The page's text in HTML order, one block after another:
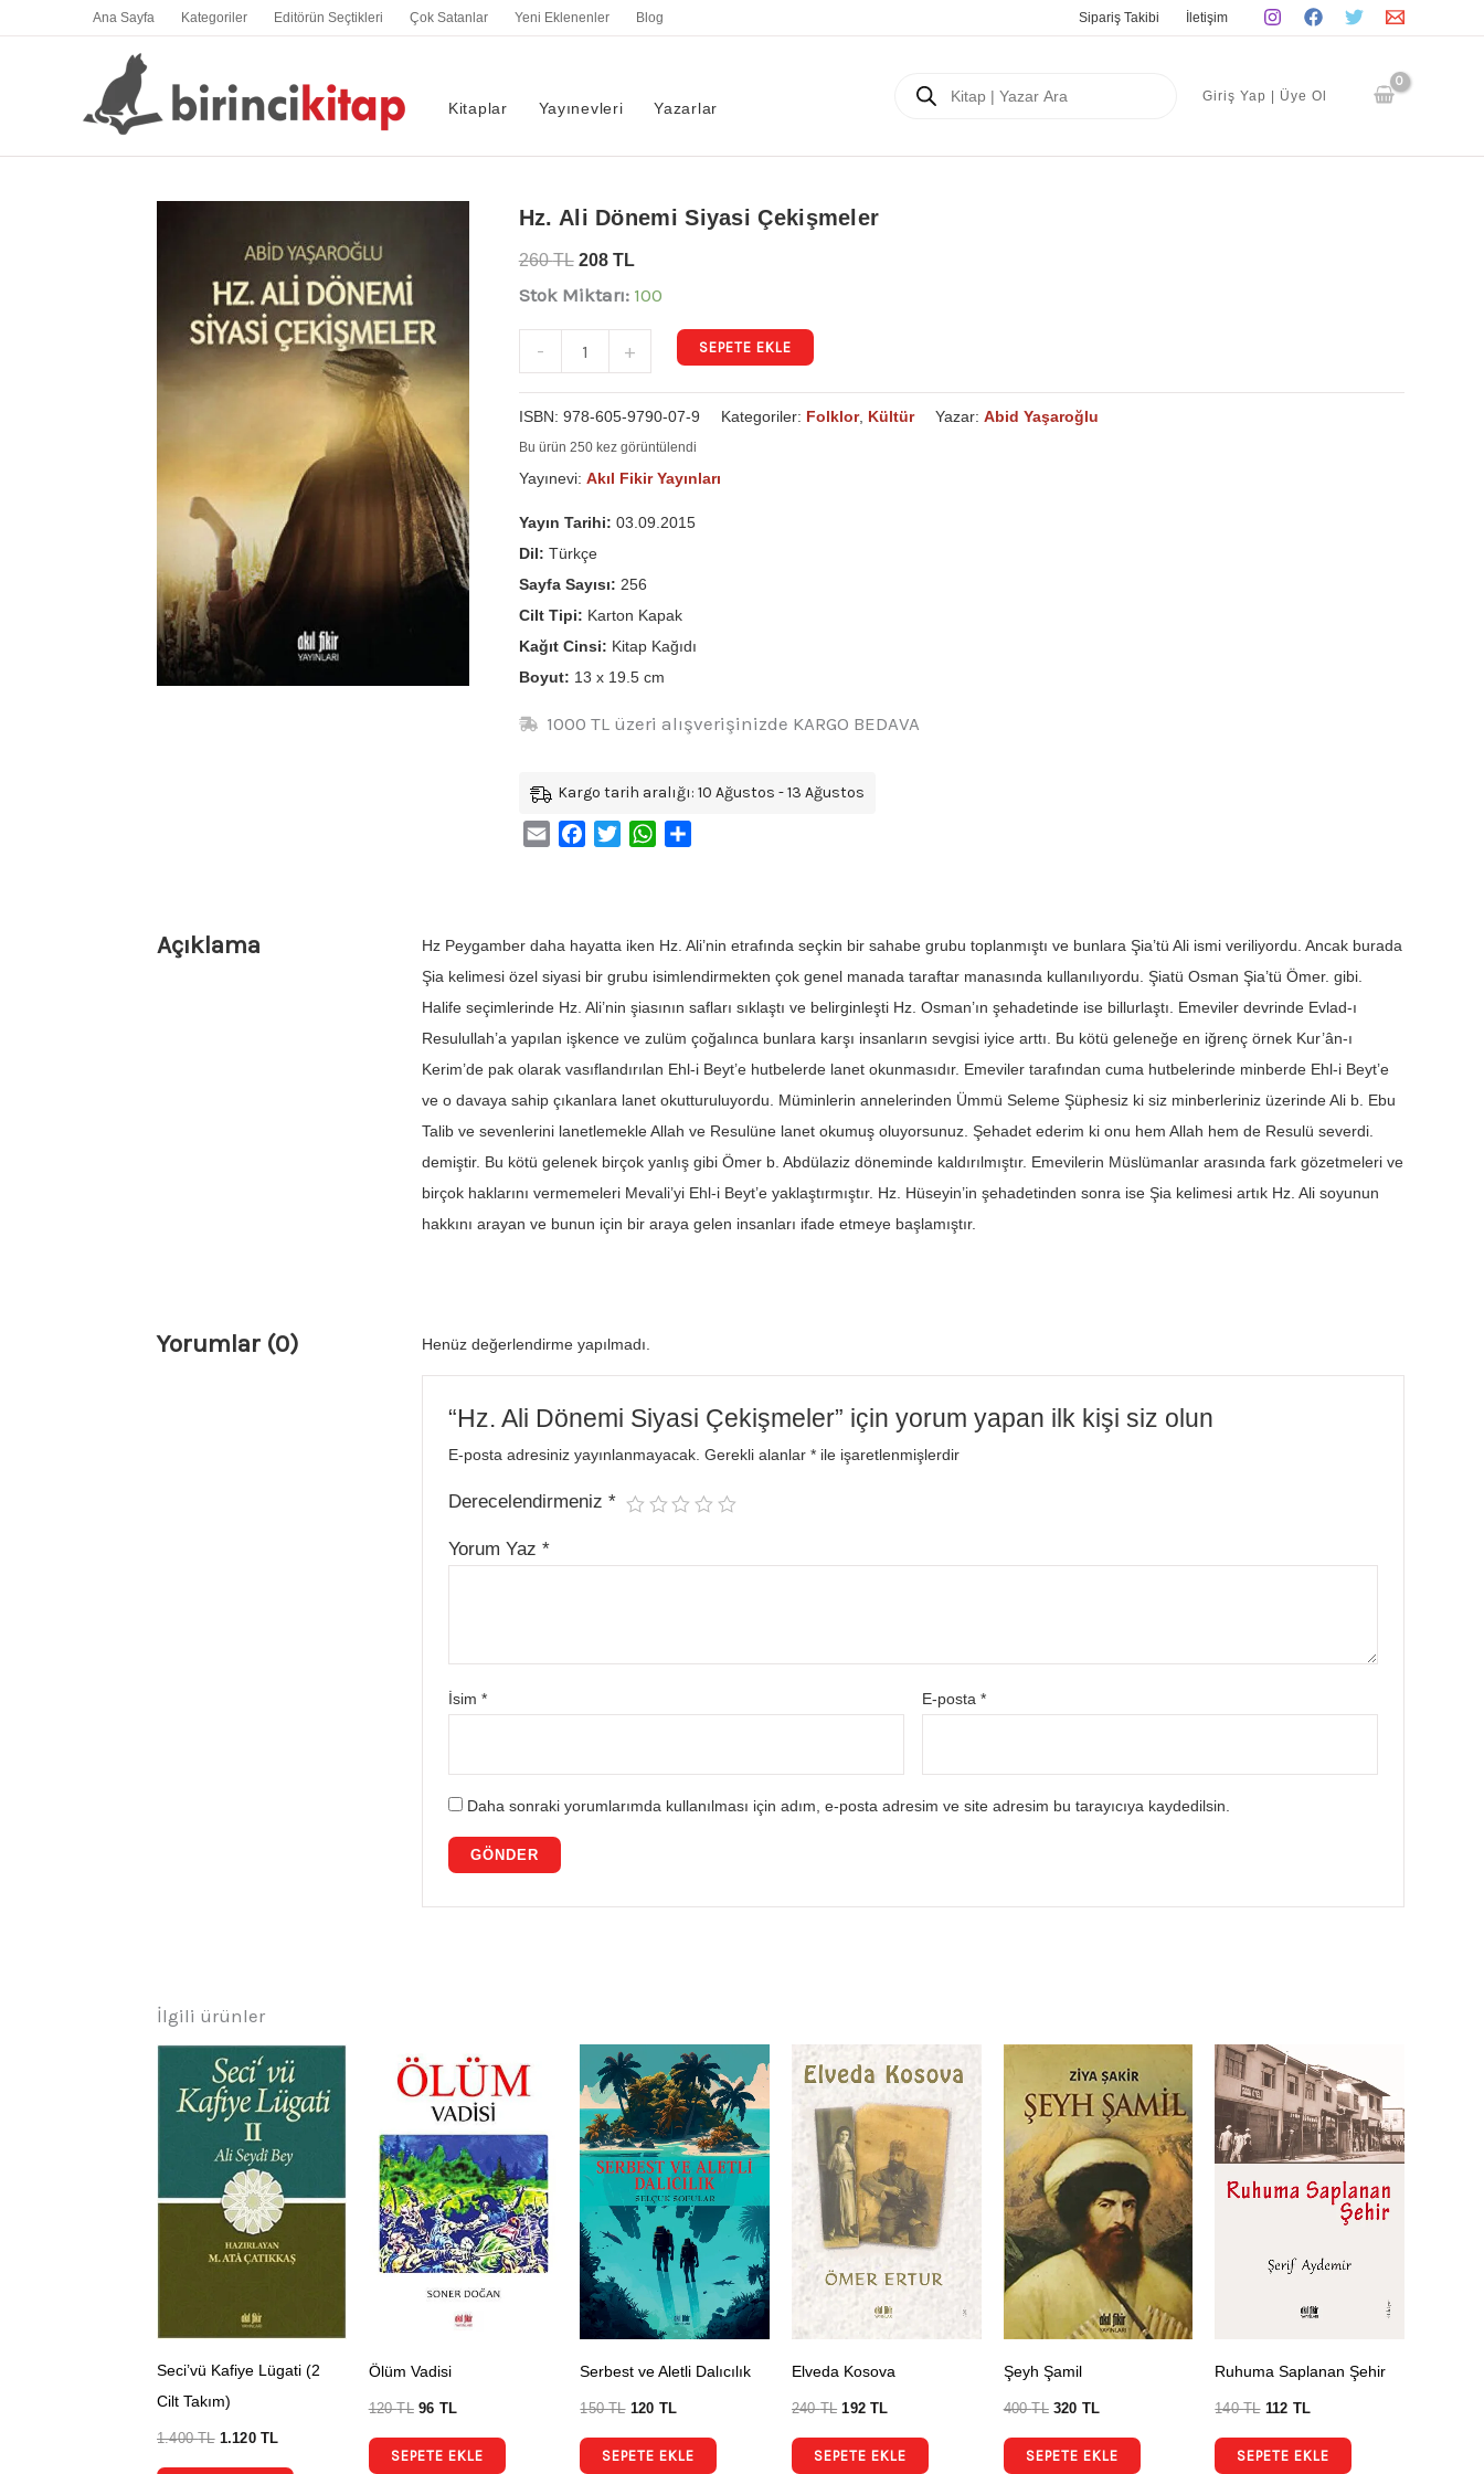
Ana Sayfa Kategoriler Editörün Seçtikleri Çok Satanlar Yeni Eklenenler Blog Sipariş Takibi İletişim
Kitaplar Yayınevleri Yazarlar
search
Giriş Yap | Üye Ol
Hz. Ali Dönemi Siyasi Çekişmeler
260TL 208 TL
Stok Miktarı: 100
-
Hz.
Siyasi
adet
+ SEPETE EKLE
ISBN: 978-605-9790-07-9 Kategoriler: Folklor, Kültür Yazar: Abid Yaşaroğlu
Bu ürün 250 kez görüntülendi
Yayınevi: Akıl Fikir Yayınları
Yayın Tarihi: 03.09.2015
Dil: Türkçe
Sayfa Sayısı: 256
Cilt Tipi: Karton Kapak
Kağıt Cinsi: Kitap Kağıdı
Boyut: 13 x 19.5 cm
1000 TL üzeri alışverişinizde KARGO BEDAVA
Kargo tarih aralığı: 10 Ağustos - 13 Ağustos
Email FacebookTwitterWhatsApp
Açıklama
Hz Peygamber daha hayatta iken Hz. Ali’nin etrafında seçkin bir sahabe grubu toplanmıştı ve bunlara Şia’tü Ali ismi veriliyordu. Ancak burada
Şia kelimesi özel siyasi bir grubu isimlendirmekten çok genel manada taraftar manasında kullanılıyordu. Şiatü Osman Şia’tü Ömer. gibi.
Halife seçimlerinde Hz. Ali’nin şiasının safları sıklaştı ve belirginleşti Hz. Osman’ın şehadetinde ise billurlaştı. Emeviler devrinde Evlad-ı
Resulullah’a yapılan işkence ve zulüm çoğalınca bunlara karşı insanların sevgisi iyice arttı. Bu kötü geleneğe en iğrenç örnek Kur’ân-ı
Kerim’de pak olarak vasıflandırılan Ehl-i Beyt’e hutbelerde lanet okunmasıdır. Emeviler tarafından cuma hutbelerinde minberde Ehl-i Beyt’e
ve o davaya sahip çıkanlara lanet okutturuluyordu. Müminlerin annelerinden Ümmü Seleme Şüphesiz ki siz minberleriniz üzerinde Ali b. Ebu
Talib ve sevenlerini lanetlemekle Allah ve Resulüne lanet okumuş oluyorsunuz. Şehadet ederim ki onu hem Allah hem de Resulü severdi.
demiştir. Bu kötü gelenek birçok yanlış gibi Ömer b. Abdülaziz döneminde kaldırılmıştır. Emevilerin Müslümanlar arasında fark gözetmeleri ve
birçok haklarını vermemeleri Mevali’yi Ehl-i Beyt’e yaklaştırmıştır. Hz. Hüseyin’in şehadetinden sonra ise Şia kelimesi artık Hz. Ali soyunun
hakkını arayan ve bunun için bir araya gelen insanları ifade etmeye başlamıştır.
Yorumlar (0) Henüz değerlendirme yapılmadı.
“Hz. Ali Dönemi Siyasi Çekişmeler” için yorum yapan ilk kişi siz olun
E-posta adresiniz yayınlanmayacak. Gerekli alanlar* ile işaretlenmişlerdir
Derecelendirmeniz*
Yorum Yaz*
İsim* E-posta*
Daha sonraki yorumlarımda kullanılması için adım, e-posta adresim ve site adresim bu tarayıcıya kaydedilsin.
İlgili ürünler
Seci’vü Kafiye Lügati (2
Cilt Takım)
1.400TL 1.120TL
Ölüm Vadisi
120TL 96 TL
SEPETE EKLE
Serbest ve Aletli Dalıcılık
150TL 120 TL
SEPETE EKLE
Elveda Kosova
240TL 192TL
SEPETE EKLE
Şeyh Şamil
400TL 320 TL
SEPETE EKLE
Ruhuma Saplanan Şehir
140TL 112 TL
SEPETE EKLE